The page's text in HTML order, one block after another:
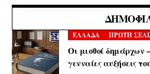
ΕΛΛΑΔΑ ΠΡΩΤΗ
Οι μισθοί δημάρχων
γενναίες αυξήσεις